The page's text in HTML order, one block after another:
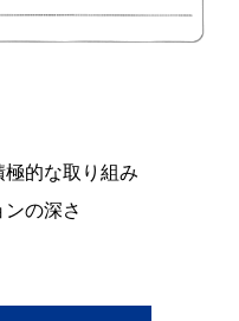
極的な取り組み
の深さ